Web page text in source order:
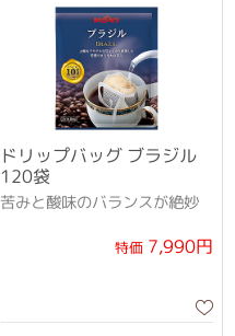
ドリップバッグ ブラジル
120袋
苦みと酸味のバランスが絶妙
特価7,990円